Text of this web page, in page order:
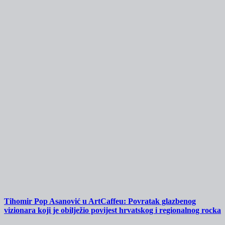
Tihomir Pop Asanović u ArtCaffeu: Povratak glazbenog
vizionara koji je obilježio povijest hrvatskog i regionalnog rocka